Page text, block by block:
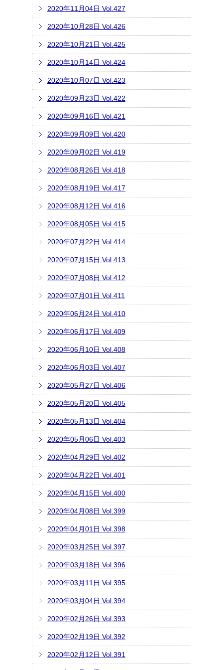
2020年11月04日 Vol.427
2020年10月28日 Vol.426
2020年10月21日 Vol.425
2020年10月14日 Vol.424
2020年10月07日 Vol.423
2020年09月23日 Vol.422
2020年09月16日 Vol.421
2020年09月09日 Vol.420
2020年09月02日 Vol.419
2020年08月26日 Vol.418
2020年08月19日 Vol.417
2020年08月12日 Vol.416
2020年08月05日 Vol.415
2020年07月22日 Vol.414
2020年07月15日 Vol.413
2020年07月08日 Vol.412
2020年07月01日 Vol.411
2020年06月24日 Vol.410
2020年06月17日 Vol.409
2020年06月10日 Vol.408
2020年06月03日 Vol.407
2020年05月27日 Vol.406
2020年05月20日 Vol.405
2020年05月13日 Vol.404
2020年05月06日 Vol.403
2020年04月29日 Vol.402
2020年04月22日 Vol.401
2020年04月15日 Vol.400
2020年04月08日 Vol.399
2020年04月01日 Vol.398
2020年03月25日 Vol.397
2020年03月18日 Vol.396
2020年03月11日 Vol.395
2020年03月04日 Vol.394
2020年02月26日 Vol.393
2020年02月19日 Vol.392
2020年02月12日 Vol.391